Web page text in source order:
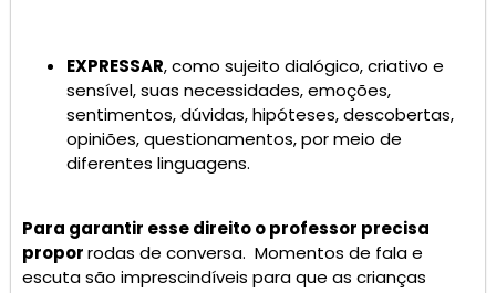
EXPRESSAR, como sujeito dialógico, criativo e
sensível, suas necessidades, emoções,
sentimentos, dúvidas, hipóteses, descobertas,
opiniões, questionamentos, por meio de
diferentes linguagens.
Para garantir esse direito o professor precisa
proporrodas de conversa. Momentos de fala e
escuta são imprescindíveis para que as crianças